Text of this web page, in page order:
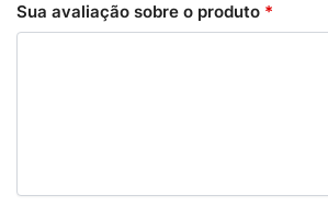
Sua avaliação sobre o produto *